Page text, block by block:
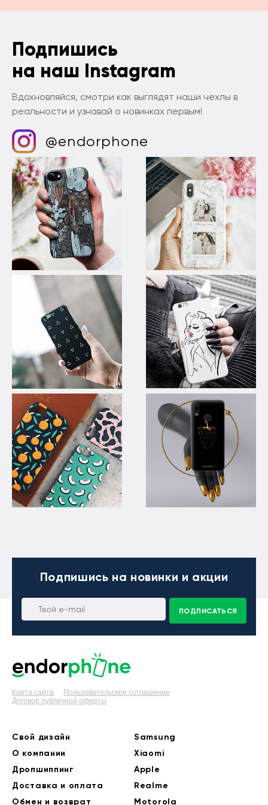
Подпишись
на наш Instagram
Вдохновляйся, смотри как выглядят наши чехлы в
реальности и узнавай о новинках первым!
@endorphone
Подпишись на новинки и акции
ПОДПИСАТЬСЯ
Карта сайта
Пользовательское соглашение
Договор публичной оферты
Свой дизайн
О компании
Дропшиппинг
Доставка и оплата
Обмен и возврат
Samsung
Xiaomi
Apple
Realme
Motorola